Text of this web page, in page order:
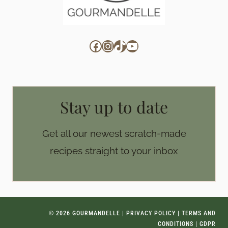
Facebook
Instagram
TikTok
YouTube
Stay up to date
Get all our newest scratch-made
recipes straight to your inbox
© 2026 GOURMANDELLE | PRIVACY POLICY
TERMS AND
CONDITIONS
GDPR